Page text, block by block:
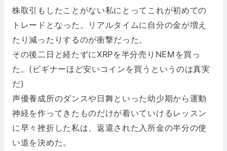
株取引もしたことがない私にとってこれが初めての
トレードとなった。リアルタイムに自分の金が増え
たり減ったりするのが衝撃だった。
その後二日と経たずにXRPを半分売りNEMを買っ
た。(ビギナーほど安いコインを買うというのは真実
だ)
声優養成所のダンスや日舞といった幼少期から運動
神経を作ってきたものだけが着いていけるレッスン
に早々挫折した私は、返還された入所金の半分の使
い道を決めた。